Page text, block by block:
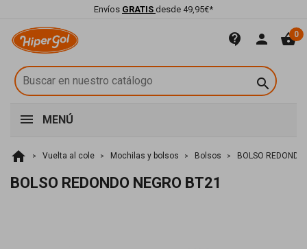
Envíos GRATIS desde 49,95€*
contact_support person shopping_basket0

MENÚ
home Vuelta al cole Mochilas y bolsos Bolsos BOLSO
BOLSO REDONDO NEGRO BT21